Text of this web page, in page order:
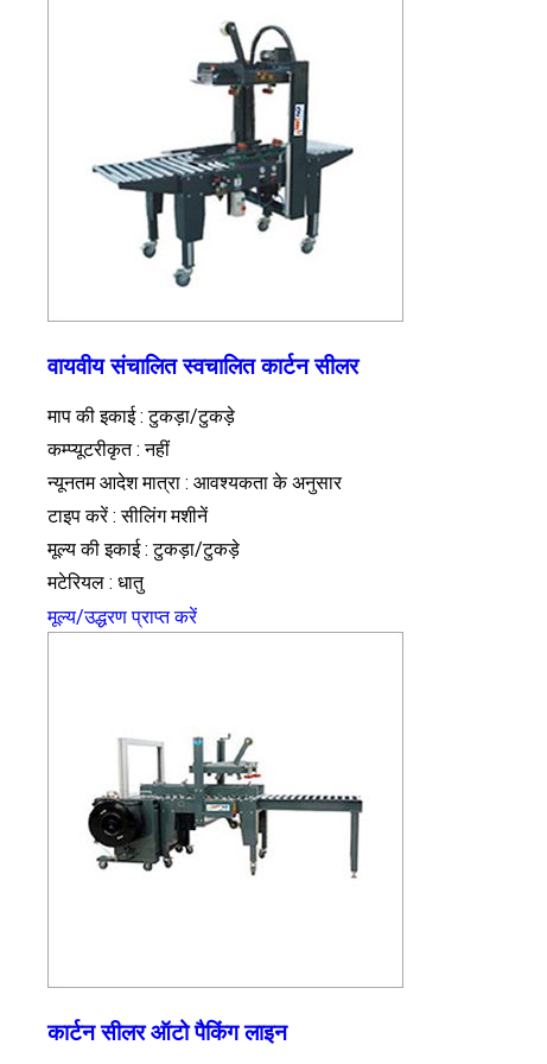
वायवीय संचालित स्वचालित कार्टन सीलर
माप की इकाई : टुकड़ा/टुकड़े
कम्प्यूटरीकृत : नहीं
न्यूनतम आदेश मात्रा : आवश्यकता के अनुसार
टाइप करें : सीलिंग मशीनें
मूल्य की इकाई : टुकड़ा/टुकड़े
मटेरियल : धातु
मूल्य/उद्धरण प्राप्त करें
कार्टन सीलर ऑटो पैकिंग लाइन